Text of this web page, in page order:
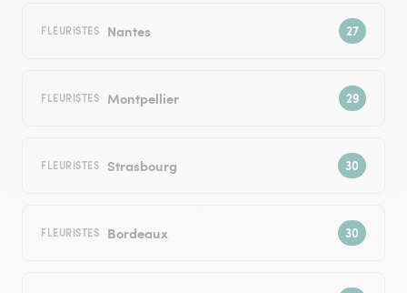
FLEURISTES Nantes
FLEURISTES Montpellier
FLEURISTES Strasbourg
FLEURISTES Bordeaux